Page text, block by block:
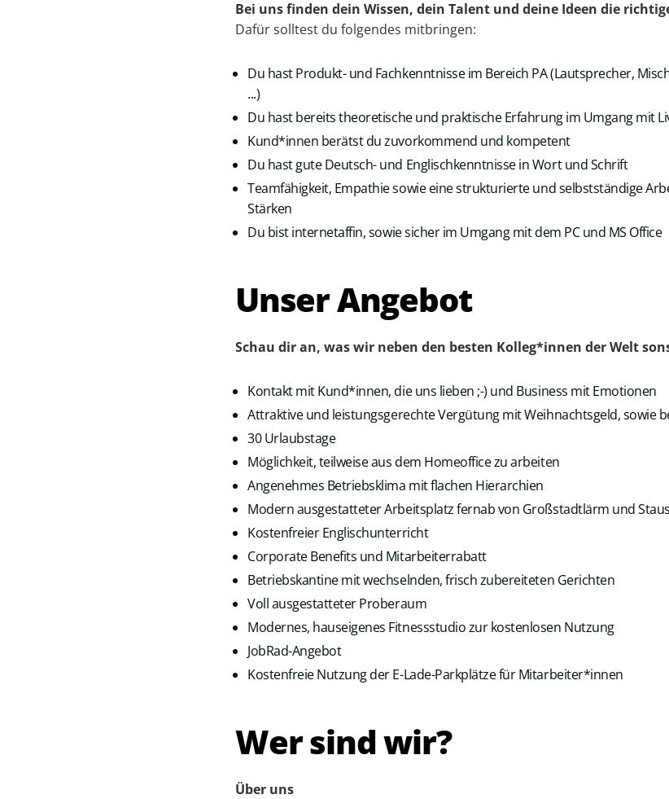
Bei uns finden dein Wissen, dein Talent und deine Ideen die
Dafür solltest du folgendes mitbringen:
Du hast Produkt- und Fachkenntnisse im Bereich PA (Lautsprecher,
...)
Du hast bereits theoretische und praktische Erfahrung im Umgang mit
Kund*innen berätst du zuvorkommend und kompetent
Du hast gute Deutsch- und Englischkenntnisse in Wort und Schrift
Teamfähigkeit, Empathie sowie eine strukturierte und selbstständige
Stärken
Du bist internetaffin, sowie sicher im Umgang mit dem PC und MS Office
Unser Angebot
Schau dir an, was wir neben den besten Kolleg*innen der Welt
Kontakt mit Kund*innen, die uns lieben ;-) und Business mit Emotionen
Attraktive und leistungsgerechte Vergütung mit Weihnachtsgeld, sowie
30 Urlaubstage
Möglichkeit, teilweise aus dem Homeoffice zu arbeiten
Angenehmes Betriebsklima mit flachen Hierarchien
Modern ausgestatteter Arbeitsplatz fernab von Großstadtlärm und Staus
Kostenfreier Englischunterricht
Corporate Benefits und Mitarbeiterrabatt
Betriebskantine mit wechselnden, frisch zubereiteten Gerichten
Voll ausgestatteter Proberaum
Modernes, hauseigenes Fitnessstudio zur kostenlosen Nutzung
JobRad-Angebot
Kostenfreie Nutzung der E-Lade-Parkplätze für Mitarbeiter*innen
Wer sind wir?
Über uns